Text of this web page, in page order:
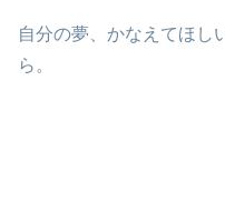
自分の夢、かなえてほし
ら。